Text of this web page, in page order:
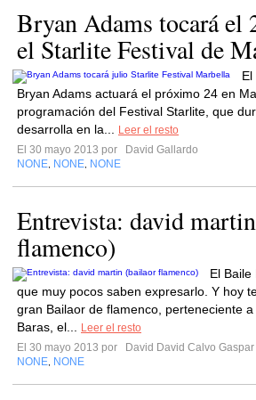
Bryan Adams tocará el
el Starlite Festival de
Bryan Adams actuará el próximo 24 en
programación del Festival Starlite, que
desarrolla en la...
Leer el resto
El 30 mayo 2013 por
David Gallardo
NONE NONE NONE
Entrevista: david
flamenco)
El
que muy pocos saben expresarlo. Y hoy
gran Bailaor de flamenco, perteneciente
Baras, el...
Leer el resto
El 30 mayo 2013 por
David David Calvo Gaspar
NONE NONE